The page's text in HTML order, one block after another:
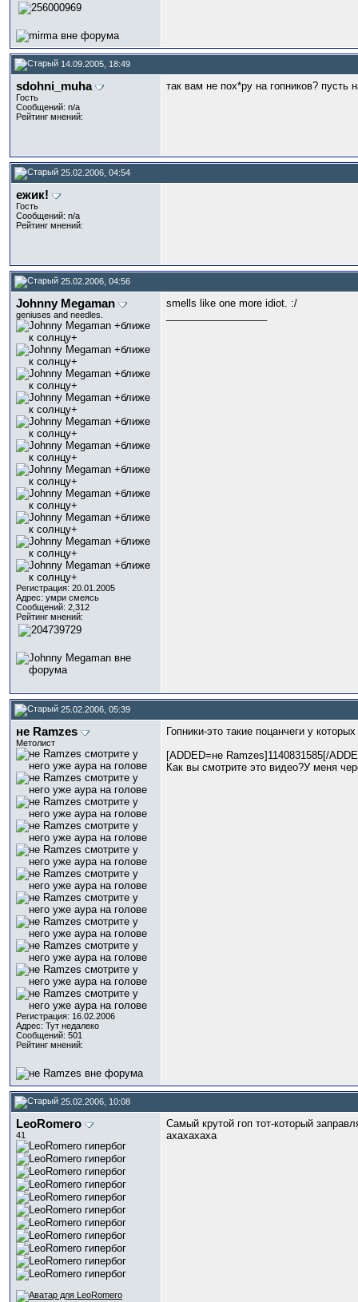
14.09.2005, 18:49
sdohni_muha
Гость
Сообщений: n/a
Рейтинг мнений:
так вам не пох*ру на гопников?
25.02.2006, 04:54
ежик!
Гость
Сообщений: n/a
Рейтинг мнений:
25.02.2006, 04:56
Johnny Megaman
geniuses and needles.
Регистрация: 20.01.2005
Адрес: умри смеясь
Сообщений: 2,312
Рейтинг мнений:
smells like one more idiot. :/
25.02.2006, 05:39
не Ramzes
Метолист
Регистрация: 16.02.2006
Адрес: Тут недалеко
Сообщений: 501
Рейтинг мнений:
Гопники-это такие поцанчеги у
[ADDED=не Ramzes]1140831585[/
Как вы смотрите это видео?У меня
25.02.2006, 10:08
LeoRomero
41
Самый крутой гоп тот-который
ахахахаха